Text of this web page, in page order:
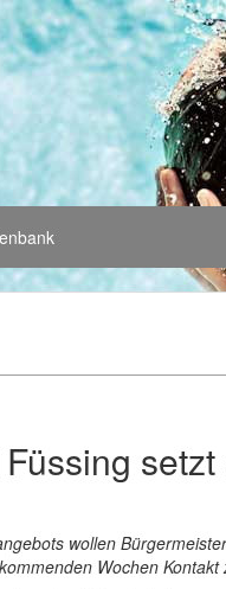
setzt
wollen
Wochen Kontakt